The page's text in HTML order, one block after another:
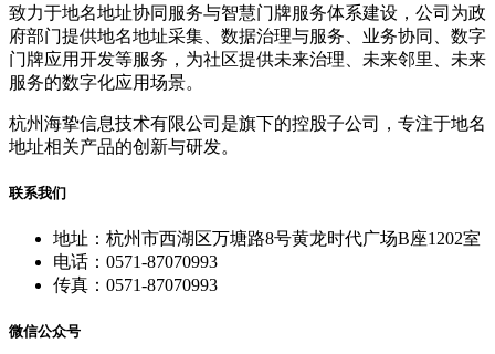
致力于地名地址协同服务与智慧门牌服务体系建设，公司为政
府部门提供地名地址采集、数据治理与服务、业务协同、数字
门牌应用开发等服务，为社区提供未来治理、未来邻里、未来
服务的数字化应用场景。
杭州海挚信息技术有限公司是旗下的控股子公司，专注于地名
地址相关产品的创新与研发。
联系我们
地址：杭州市西湖区万塘路8号黄龙时代广场B座1202室
电话：0571-87070993
传真：0571-87070993
微信公众号